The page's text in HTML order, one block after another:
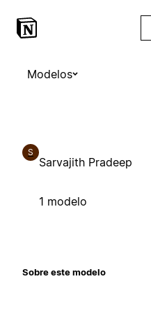
Modelos
S
Sarvajith Pradeep
1 modelo
Sobre este modelo